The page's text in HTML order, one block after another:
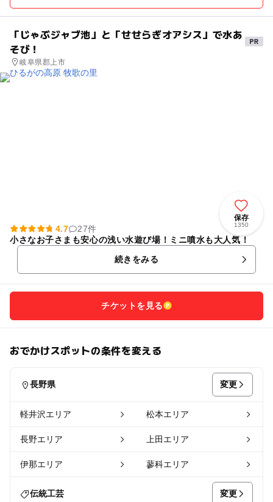
「じゃぶジャブ池」と「せせらぎオアシス」で水あ
そび！
岐阜県郡上市
保存
1350
4.7
27件
小さなお子さまも安心の浅い水遊び場！ミニ噴水も大人気！
続きをみる
チケットを見る
おでかけスポットの条件を変える
長野県 変更
軽井沢エリア 松本エリア
長野エリア 上田エリア
伊那エリア 蓼科エリア
伝統工芸 変更